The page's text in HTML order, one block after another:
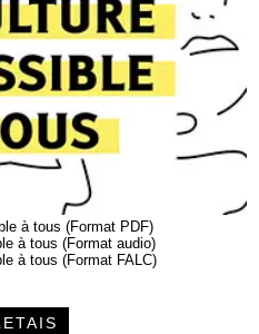
à tous (Format PDF)
à tous (Format audio)
à tous (Format FALC)